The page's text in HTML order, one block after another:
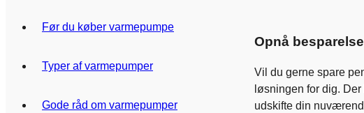
Opnå
Vil du gerne spare
løsningen for dig.
udskifte din
Før du køber varmepumpe
Typer af varmepumper
Gode råd om varmepumper